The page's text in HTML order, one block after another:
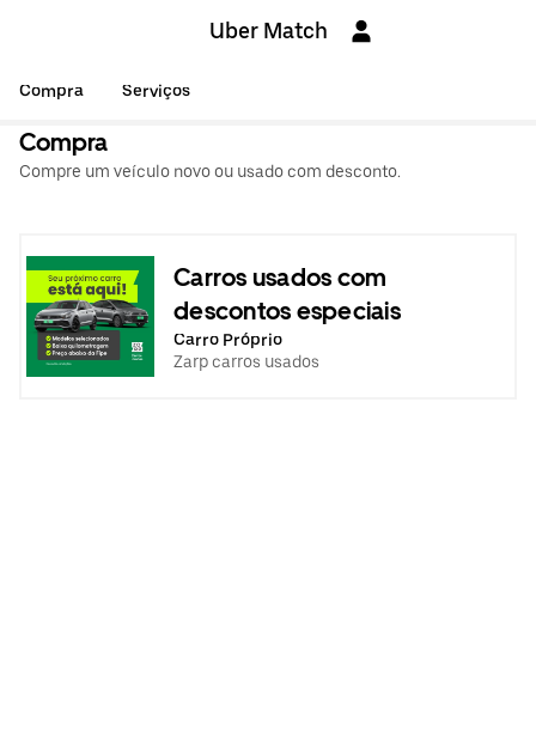
Uber Match
Compra Serviços
Compra
Compre um veículo novo ou usado com desconto.
Carros usados com
descontos especiais
Carro Próprio
Zarp carros usados